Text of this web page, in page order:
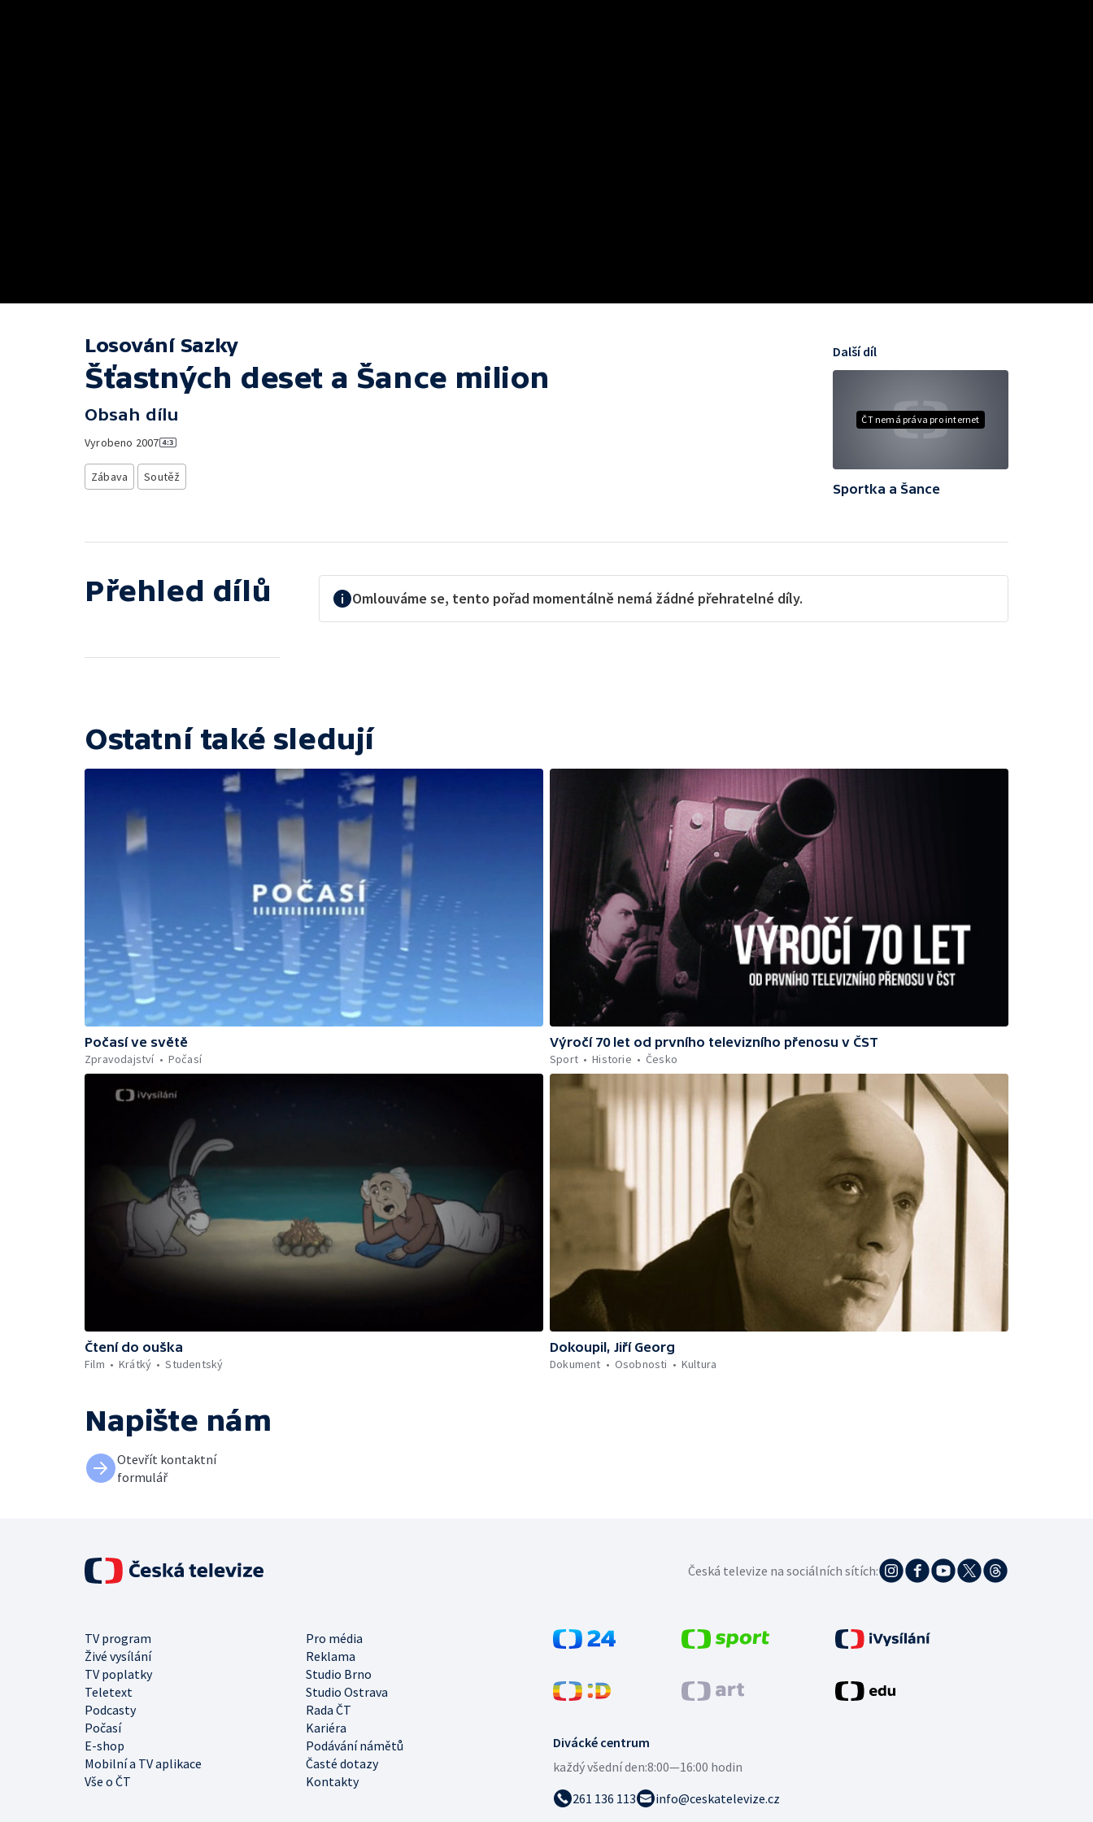
Losování Sazky
Šťastných deset a Šance milion
Obsah dílu
Vyrobeno 2007
Zábava Soutěž
ČT nemá práva pro internet
Další díl
Sportka a Šance
Přehled dílů Omlouváme se, tento pořad momentálně nemá žádné přehratelné díly.
Ostatní také sledují
Počasí ve světě
Zpravodajství
Počasí
Výročí 70 let od prvního televizního přenosu v ČST
Sport
Historie Česko
Čtení do ouška
Film
Krátký Studentský
Dokoupil, Jiří Georg
Dokument
Osobnosti Kultura
Napište nám
Otevřít kontaktní
formulář
Divácké centrum
každý všední den:8:00—16:00 hodin
261 136 113
info@ceskatelevize.cz
TV program
Pro média
Živé vysílání
Reklama
TV poplatky
Studio Brno
Teletext
Studio Ostrava
Podcasty
Rada ČT
Počasí
Kariéra
E-shop
Podávání námětů
Mobilní a TV aplikace
Časté dotazy
Vše o ČT
Kontakty
Česká televize na sociálních sítích: